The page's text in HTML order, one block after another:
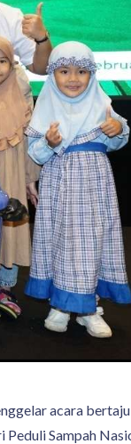
acara
Sampah